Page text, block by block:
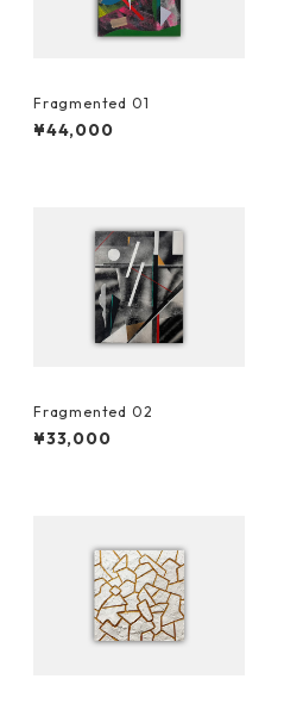
Fragmented 01
¥44,000
Fragmented 02
¥33,000